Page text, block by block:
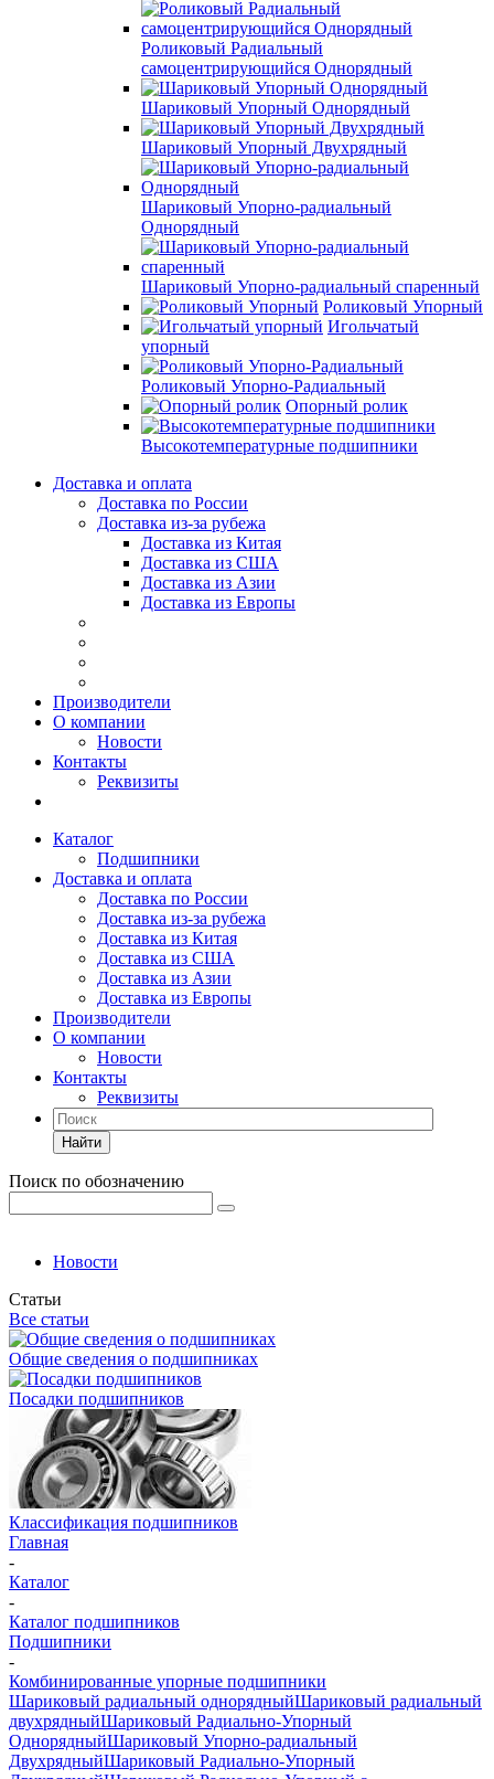
Роликовый Радиальный
самоцентрирующийся Однорядный
Шариковый Упорный Однорядный
Шариковый Упорный Двухрядный
Шариковый Упорно-радиальный
Однорядный
Шариковый Упорно-радиальный спаренный
Роликовый Упорный
Игольчатый
упорный
Роликовый Упорно-Радиальный
Опорный ролик
Высокотемпературные подшипники
Доставка и оплата
Доставка по России
Доставка из-за рубежа
Доставка из Китая
Доставка из США
Доставка из Азии
Доставка из Европы
Производители
О компании
Новости
Контакты
Реквизиты
Каталог
Подшипники
Доставка и оплата
Доставка по России
Доставка из-за рубежа
Доставка из Китая
Доставка из США
Доставка из Азии
Доставка из Европы
Производители
О компании
Новости
Контакты
Реквизиты
Найти
Поиск по обозначению
Новости
Статьи
Все статьи
Общие сведения о подшипниках
Посадки подшипников
Классификация подшипников
Главная
-
Каталог
-
Каталог подшипников
Подшипники
-
Комбинированные упорные подшипники
Шариковый радиальный однорядныйШариковый радиальный
двухрядныйШариковый Радиально-Упорный
ОднорядныйШариковый Упорно-радиальный
ДвухрядныйШариковый Радиально-Упорный